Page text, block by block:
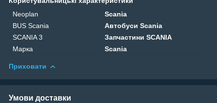
Neoplan
Scania
BUS Scania
Автобуси Scania
SCANIA 3
Запчастини SCANIA
Марка
Scania
Приховати
Умови доставки